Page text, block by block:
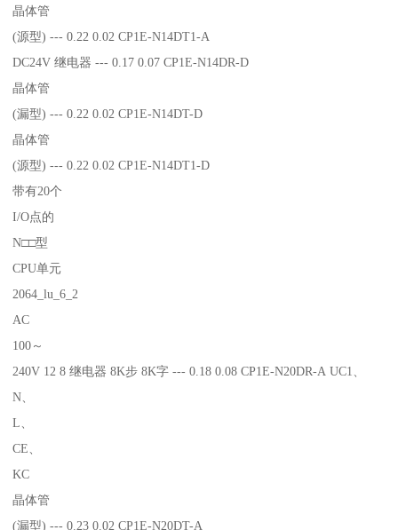
晶体管
(源型) --- 0.22 0.02 CP1E-N14DT1-A
DC24V 继电器 --- 0.17 0.07 CP1E-N14DR-D
晶体管
(漏型) --- 0.22 0.02 CP1E-N14DT-D
晶体管
(源型) --- 0.22 0.02 CP1E-N14DT1-D
带有20个
I/O点的
N□□型
CPU单元
2064_lu_6_2
AC
100～
240V 12 8 继电器 8K步 8K字 --- 0.18 0.08 CP1E-N20DR-A UC1、
N、
L、
CE、
KC
晶体管
(漏型) --- 0.23 0.02 CP1E-N20DT-A